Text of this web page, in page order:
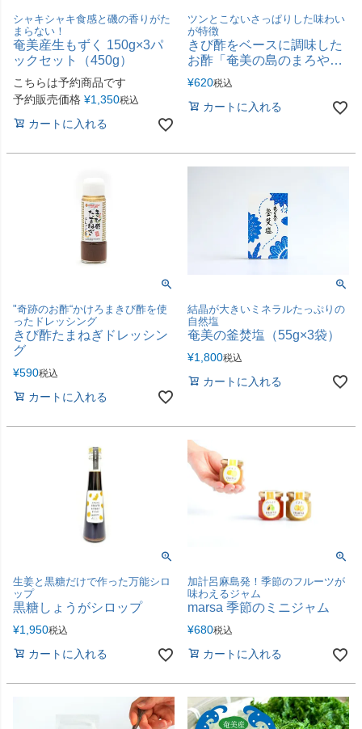
シャキシャキ食感と磯の香りがた
まらない！
奄美産生もずく 150g×3パ
ックセット（450g）
こちらは予約商品です
予約販売価格 ¥1,350税込
カートに入れる
ツンとこないさっぱりした味わい
が特徴
きび酢をベースに調味した
お酢「奄美の島のまろやか
きび酢」
¥620税込
カートに入れる
"奇跡のお酢“かけろまきび酢を使
ったドレッシング
きび酢たまねぎドレッシン
グ
¥590税込
カートに入れる
結晶が大きいミネラルたっぷりの
自然塩
奄美の釜焚塩（55g×3袋）
¥1,800税込
カートに入れる
生姜と黒糖だけで作った万能シロ
ップ
黒糖しょうがシロップ
¥1,950税込
カートに入れる
加計呂麻島発！季節のフルーツが
味わえるジャム
marsa 季節のミニジャム
¥680税込
カートに入れる